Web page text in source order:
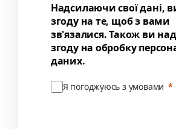
Надсилаючи свої дані,
згоду на те, щоб з вами
зв'язалися. Також ви
згоду на обробку
даних.
Я погоджуюсь з умовами